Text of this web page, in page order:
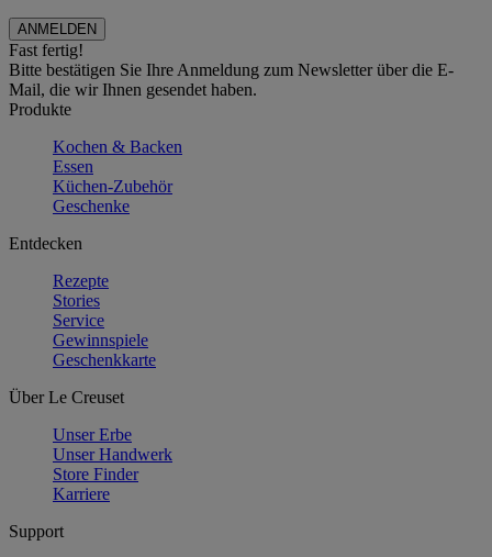
Fast fertig!
Bitte bestätigen Sie Ihre Anmeldung zum Newsletter über die E-
Mail, die wir Ihnen gesendet haben.
Produkte
Kochen & Backen
Essen
Küchen-Zubehör
Geschenke
Entdecken
Rezepte
Stories
Service
Gewinnspiele
Geschenkkarte
Über Le Creuset
Unser Erbe
Unser Handwerk
Store Finder
Karriere
Support